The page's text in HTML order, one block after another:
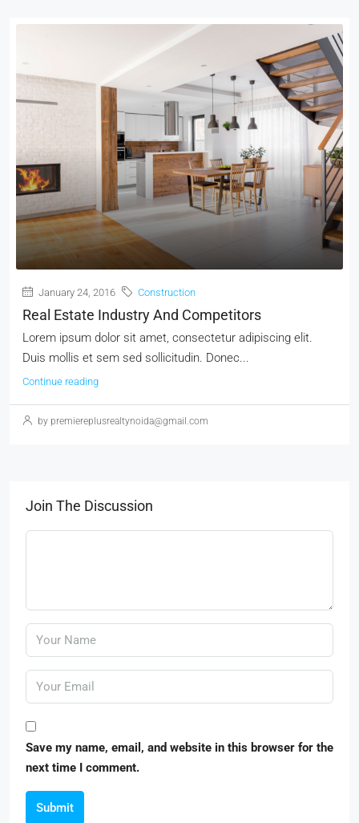
January 24, 2016 Construction
Real Estate Industry And Competitors
Lorem ipsum dolor sit amet, consectetur adipiscing elit.
Duis mollis et sem sed sollicitudin. Donec...
Continue reading
by premiereplusrealtynoida@gmail.com
Join The Discussion
Save my name, email, and website in this browser for the
next time I comment.
Submit